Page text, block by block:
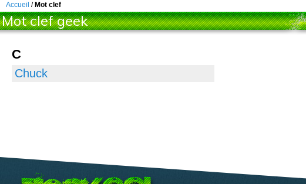
Accueil / Mot clef
Mot clef geek
C
Chuck